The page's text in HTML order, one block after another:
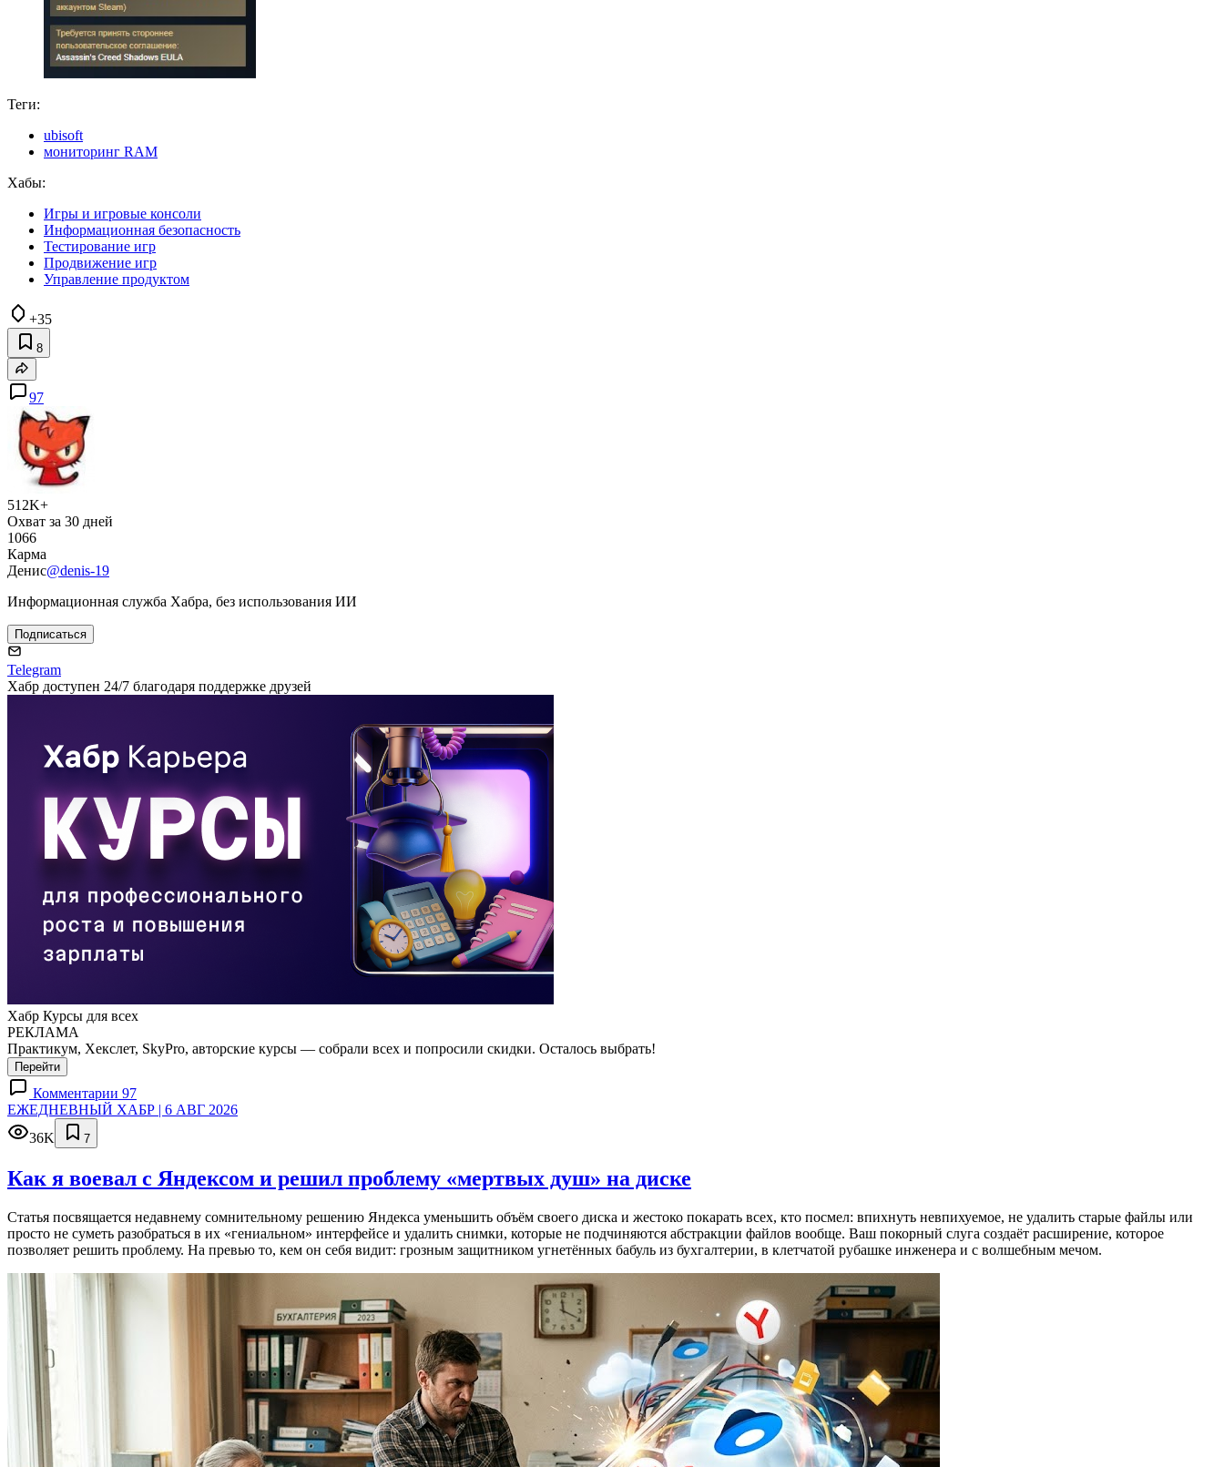
Теги:
ubisoft
мониторинг RAM
Хабы:
Игры и игровые консоли
Информационная безопасность
Тестирование игр
Продвижение игр
Управление продуктом
+35
8
97
512K+
Охват за 30 дней
1066
Карма
Денис@denis-19
Информационная служба Хабра, без использования ИИ
Подписаться
Telegram
Хабр доступен 24/7 благодаря поддержке друзей
Хабр Курсы для всех
РЕКЛАМА
Практикум, Хекслет, SkyPro, авторские курсы — собрали всех и попросили скидки. Осталось выбрать!
Перейти
Комментарии 97
ЕЖЕДНЕВНЫЙ ХАБР | 6 АВГ 2026
36K
7
Как я воевал с Яндексом и решил проблему «мертвых душ» на диске
Статья посвящается недавнему сомнительному решению Яндекса уменьшить объём своего диска и жестоко покарать всех, кто посмел: впихнуть невпихуемое, не удалить старые файлы или
просто не суметь разобраться в их «гениальном» интерфейсе и удалить снимки, которые не подчиняются абстракции файлов вообще. Ваш покорный слуга создаёт расширение, которое
позволяет решить проблему. На превью то, кем он себя видит: грозным защитником угнетённых бабуль из бухгалтерии, в клетчатой рубашке инженера и с волшебным мечом.